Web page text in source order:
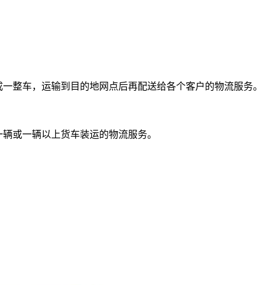
整车，运输到目的地网点后再配送给各个客户的物流服务。
或一辆以上货车装运的物流服务。